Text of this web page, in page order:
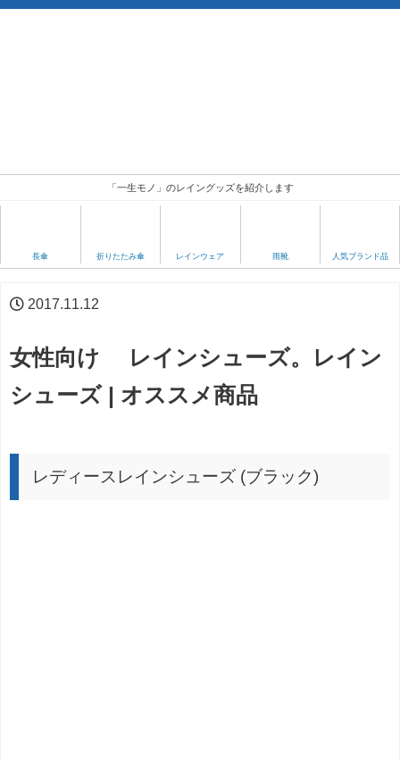
「一生モノ」のレイングッズを紹介します
長傘 折りたたみ傘 レインウェア 雨靴 人気ブランド品
2017.11.12
女性向け レインシューズ。レイン
シューズ | オススメ商品
レディースレインシューズ (ブラック)